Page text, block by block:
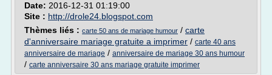
Date: 2016-12-31 01:19:00
Site : http://drole24.blogspot.com
Thèmes liés : carte 50 ans de mariage humour / carte
d'anniversaire mariage gratuite a imprimer / carte 40 ans
anniversaire de mariage / anniversaire de mariage 30 ans humour
/ carte anniversaire 30 ans mariage gratuite imprimer